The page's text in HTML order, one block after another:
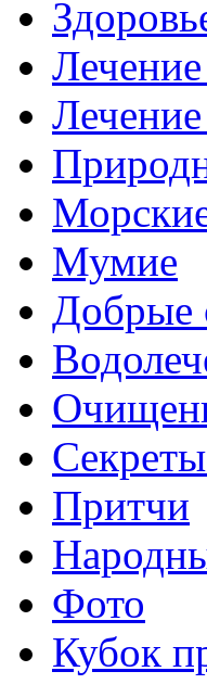
Мумие
Добрые
Притчи
Фото
Кубок